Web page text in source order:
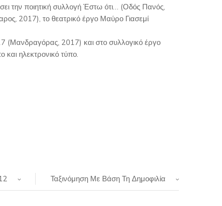
την ποιητική συλλογή Έστω ότι… (Οδός Πανός,
2017), το θεατρικό έργο Μαύρο Γιασεμί
(Μανδραγόρας, 2017) και στο συλλογικό έργο
ηλεκτρονικό τύπο.
Ταξινόμηση Με Βάση Τη Δημοφιλία